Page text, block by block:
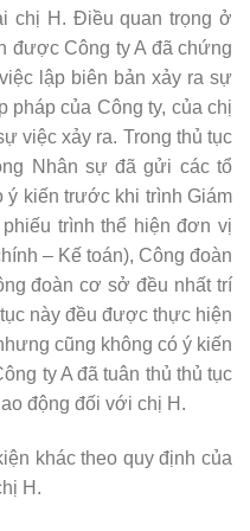
chị H. Điều quan trọng ở
được Công ty A đã chứng
lập biên bản xảy ra sự
pháp của Công ty, của chị
việc xảy ra. Trong thủ tục
Nhân sự đã gửi các tổ
ý kiến trước khi trình Giám
trình thể hiện đơn vị
– Kế toán), Công đoàn
đoàn cơ sở đều nhất trí
này đều được thực hiện
cũng không có ý kiến
ty A đã tuân thủ thủ tục
động đối với chị H.
khác theo quy định của
H.